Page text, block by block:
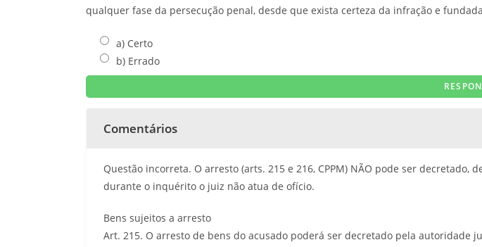
qualquer fase da persecução penal, desde que exista certeza da infração e
a) Certo
b) Errado
Comentários
Questão incorreta. O arresto (arts. 215 e 216, CPPM) NÃO pode ser
durante o inquérito o juiz não atua de ofício.
Bens sujeitos a arresto
Art. 215. O arresto de bens do acusado poderá ser decretado pela